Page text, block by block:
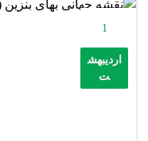
1
اردیبهش
ت